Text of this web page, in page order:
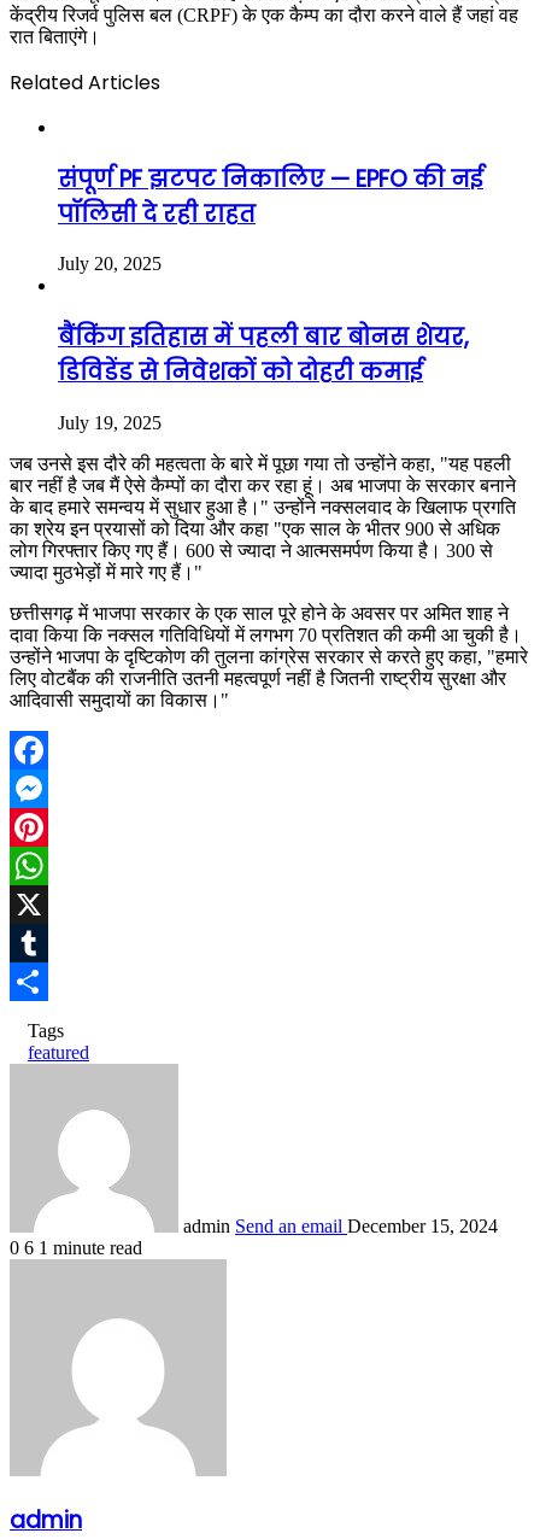
केंद्रीय रिजर्व पुलिस बल (CRPF) के एक कैम्प का दौरा करने वाले हैं जहां वह
रात बिताएंगे।
Related Articles
संपूर्ण PF झटपट निकालिए — EPFO की नई
पॉलिसी दे रही राहत
July 20, 2025
बैंकिंग इतिहास में पहली बार बोनस शेयर,
डिविडेंड से निवेशकों को दोहरी कमाई
July 19, 2025
जब उनसे इस दौरे की महत्वता के बारे में पूछा गया तो उन्होंने कहा, "यह पहली
बार नहीं है जब मैं ऐसे कैम्पों का दौरा कर रहा हूं। अब भाजपा के सरकार बनाने
के बाद हमारे समन्वय में सुधार हुआ है।" उन्होंने नक्सलवाद के खिलाफ प्रगति
का श्रेय इन प्रयासों को दिया और कहा "एक साल के भीतर 900 से अधिक
लोग गिरफ्तार किए गए हैं। 600 से ज्यादा ने आत्मसमर्पण किया है। 300 से
ज्यादा मुठभेड़ों में मारे गए हैं।"
छत्तीसगढ़ में भाजपा सरकार के एक साल पूरे होने के अवसर पर अमित शाह ने
दावा किया कि नक्सल गतिविधियों में लगभग 70 प्रतिशत की कमी आ चुकी है।
उन्होंने भाजपा के दृष्टिकोण की तुलना कांग्रेस सरकार से करते हुए कहा, "हमारे
लिए वोटबैंक की राजनीति उतनी महत्वपूर्ण नहीं है जितनी राष्ट्रीय सुरक्षा और
आदिवासी समुदायों का विकास।"
Facebook
Messenger
Pinterest
WhatsApp
X
Tumblr
Share
Tags
featured
admin Send an email December 15, 2024
0 6 1 minute read
admin